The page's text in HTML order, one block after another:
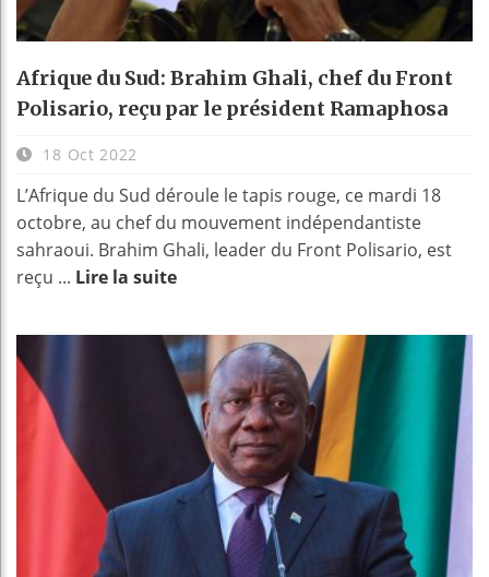
Afrique du Sud: Brahim Ghali, chef du Front
Polisario, reçu par le président Ramaphosa
18 Oct 2022
L’Afrique du Sud déroule le tapis rouge, ce mardi 18
octobre, au chef du mouvement indépendantiste
sahraoui. Brahim Ghali, leader du Front Polisario, est
reçu ... Lire la suite